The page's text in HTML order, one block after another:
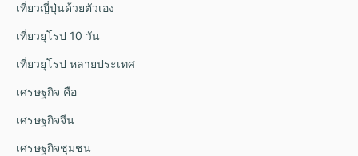
เที่ยวญี่ปุ่นด้วยตัวเอง
เที่ยวยุโรป 10 วัน
เที่ยวยุโรป หลายประเทศ
เศรษฐกิจ คือ
เศรษฐกิจจีน
เศรษฐกิจชุมชน